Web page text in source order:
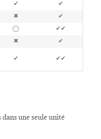
✔ ✔
✖ ✔
◯ ✔✔
✖ ✔
✔ ✔✔
une seule unité